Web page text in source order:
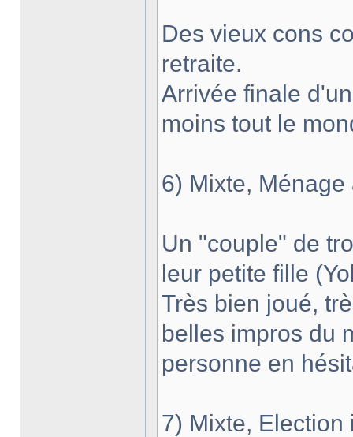
Des vieux cons
retraite.
Arrivée finale
moins tout le
6) Mixte, Ménage
Un "couple" de
leur petite fille
Très bien joué,
belles impros du
personne en
7) Mixte, Election